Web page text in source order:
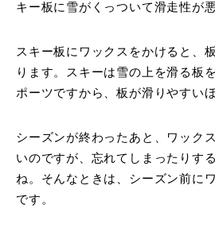
キー板に雪がくっついて滑走性が
スキー板にワックスをかけると、
ります。スキーは雪の上を滑る板
ポーツですから、板が滑りやすい
シーズンが終わったあと、ワック
いのですが、忘れてしまったりす
ね。そんなときは、シーズン前に
です。